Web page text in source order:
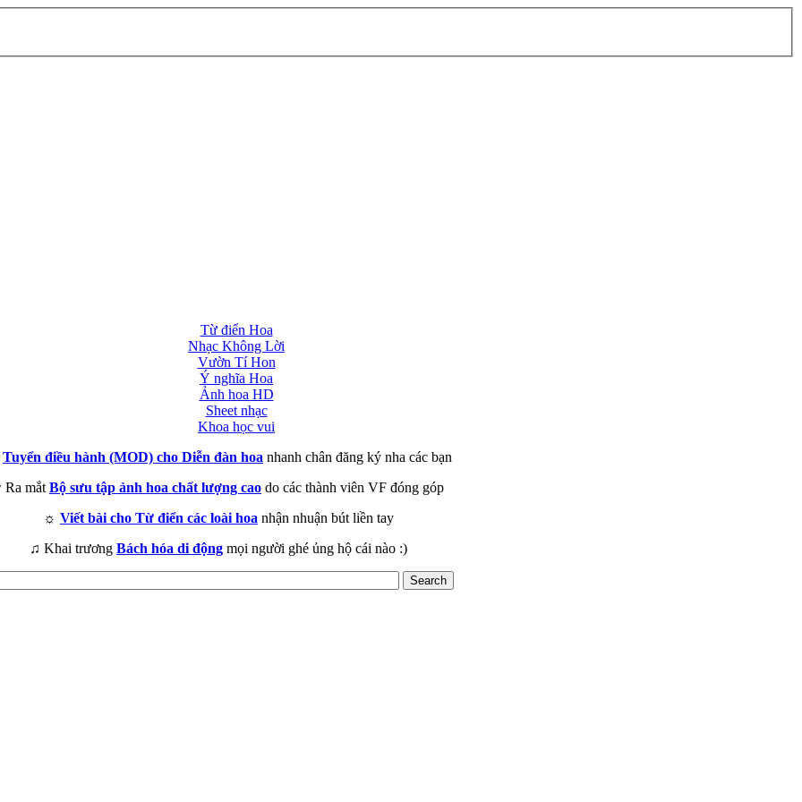
Từ điển Hoa
Nhạc Không Lời
Vườn Tí Hon
Ý nghĩa Hoa
Ảnh hoa HD
Sheet nhạc
Khoa học vui
Tuyển điều hành (MOD) cho Diễn đàn hoa nhanh chân đăng ký nha các bạn
Ra mắt Bộ sưu tập ảnh hoa chất lượng cao do các thành viên VF đóng góp
☼ Viết bài cho Từ điển các loài hoa nhận nhuận bút liền tay
♫ Khai trương Bách hóa di động mọi người ghé ủng hộ cái nào :)